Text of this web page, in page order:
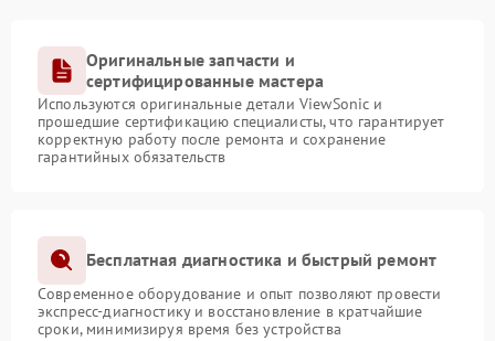
Оригинальные запчасти и
сертифицированные мастера
Используются оригинальные детали ViewSonic и
прошедшие сертификацию специалисты, что гарантирует
корректную работу после ремонта и сохранение
гарантийных обязательств
Бесплатная диагностика и быстрый ремонт
Современное оборудование и опыт позволяют провести
экспресс-диагностику и восстановление в кратчайшие
сроки, минимизируя время без устройства